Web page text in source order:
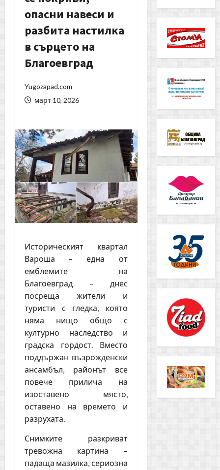
опасни навеси и
разбита настилка
в сърцето на
Благоевград
Yugozapad.com
март 10, 2026
Историческият квартал
Вароша – една от
емблемите на
Благоевград – днес
посреща жители и
туристи с гледка, която
няма нищо общо с
културно наследство и
градска гордост. Вместо
поддържан възрожденски
ансамбъл, районът все
повече прилича на
изоставено място,
оставено на времето и
разрухата.
Снимките разкриват
тревожна картина –
падаща мазилка, сериозна